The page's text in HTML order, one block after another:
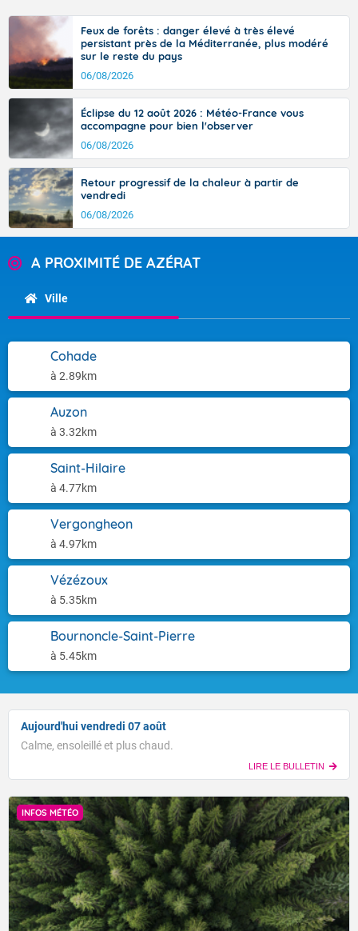
Feux de forêts : danger élevé à très élevé
persistant près de la Méditerranée, plus modéré
sur le reste du pays
06/08/2026
Éclipse du 12 août 2026 : Météo-France vous
accompagne pour bien l'observer
06/08/2026
Retour progressif de la chaleur à partir de
vendredi
06/08/2026
A PROXIMITÉ DE AZÉRAT
Ville
Cohade
à 2.89km
Auzon
à 3.32km
Saint-Hilaire
à 4.77km
Vergongheon
à 4.97km
Vézézoux
à 5.35km
Bournoncle-Saint-Pierre
à 5.45km
Aujourd'hui vendredi 07 août
Calme, ensoleillé et plus chaud.
LIRE LE BULLETIN
INFOS MÉTÉO